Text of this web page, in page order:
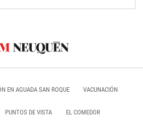
EN AGUADA SAN ROQUE VACUNACIÓN
PUNTOS DE VISTA EL COMEDOR